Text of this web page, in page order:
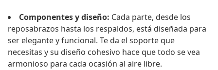
Componentes y diseño: Cada parte, desde los
reposabrazos hasta los respaldos, está diseñada para
ser elegante y funcional. Te da el soporte que
necesitas y su diseño cohesivo hace que todo se vea
armonioso para cada ocasión al aire libre.